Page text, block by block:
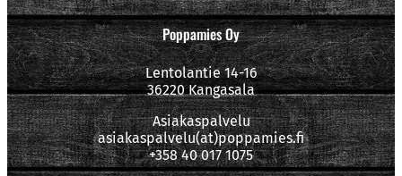
Poppamies Oy
Lentolantie 14-16
36220 Kangasala
Asiakaspalvelu
asiakaspalvelu(at)poppamies.fi
+358 40 017 1075